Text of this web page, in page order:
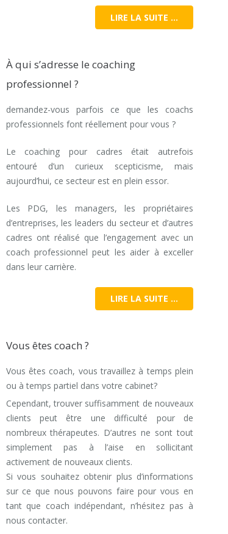
LIRE LA SUITE …
À qui s’adresse le coaching
professionnel ?
demandez-vous parfois ce que les coachs
professionnels font réellement pour vous ?
Le coaching pour cadres était autrefois
entouré d’un curieux scepticisme, mais
aujourd’hui, ce secteur est en plein essor.
Les PDG, les managers, les propriétaires
d’entreprises, les leaders du secteur et d’autres
cadres ont réalisé que l’engagement avec un
coach professionnel peut les aider à exceller
dans leur carrière.
LIRE LA SUITE …
Vous êtes coach ?
Vous êtes coach, vous travaillez à temps plein
ou à temps partiel dans votre cabinet?
Cependant, trouver suffisamment de nouveaux
clients peut être une difficulté pour de
nombreux thérapeutes. D’autres ne sont tout
simplement pas à l’aise en sollicitant
activement de nouveaux clients.
Si vous souhaitez obtenir plus d’informations
sur ce que nous pouvons faire pour vous en
tant que coach indépendant, n’hésitez pas à
nous contacter.